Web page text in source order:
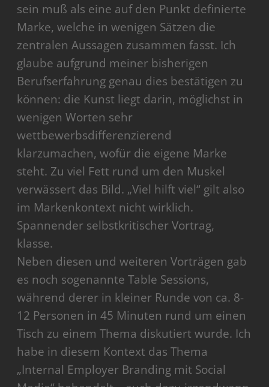
sein muß als eine auf den Punkt definierte
Marke, welche in wenigen Sätzen die
zentralen Aussagen zusammen fasst. Ich
glaube aufgrund meiner bisherigen
Berufserfahrung genau dies bestätigen zu
können: die Kunst liegt darin, möglichst in
wenigen Worten sehr
wettbewerbsdifferenzierend
klarzumachen, wofür die eigene Marke
steht. Zu viel Fett rund um den Muskel
verwässert das Bild. „Viel hilft viel“ gilt also
im Markenkontext nicht wirklich.
Spannender selbstkritischer Vortrag,
klasse.
Neben diesen und weiteren Vorträgen gab
es noch sogenannte Table Sessions,
während derer in kleiner Runde von ca. 8-
12 Personen in 45 Minuten rund um einen
Tisch zu einem Thema diskutiert wurde. Ich
habe in diesem Kontext das Thema
„Internal Employer Branding mit Social